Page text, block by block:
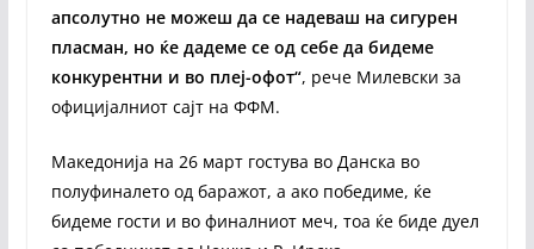
апсолутно не можеш да се надеваш на сигурен
пласман, но ќе дадеме се од себе да бидеме
конкурентни и во плеј-офот“, рече Милевски за
официјалниот сајт на ФФМ.
Македонија на 26 март гостува во Данска во
полуфиналето од баражот, а ако победиме, ќе
бидеме гости и во финалниот меч, тоа ќе биде дуел